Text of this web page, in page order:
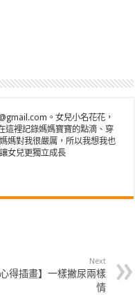
。女兒小名花花，
這裡記錄媽媽寶寶的點滴、穿
媽對我很嚴厲，所以我想我也
女兒更獨立成長
Next
心得插畫】一樣撇尿兩樣
情